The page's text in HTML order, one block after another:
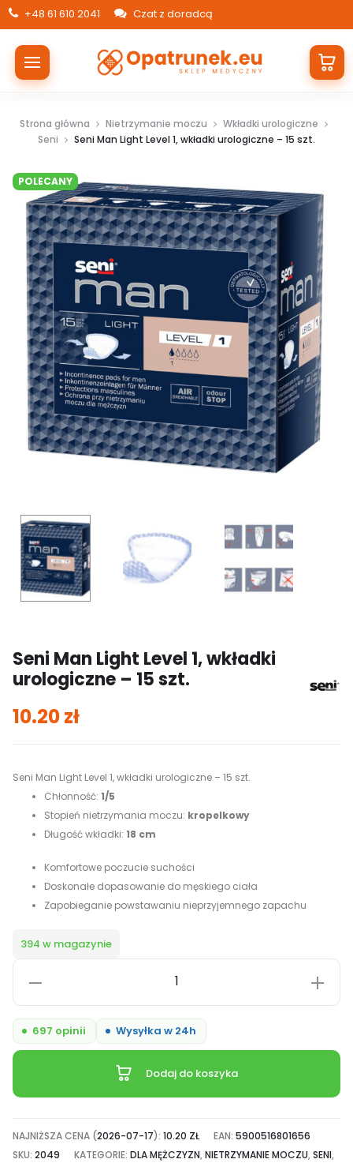
+48 61 610 2041 Czat z doradcą
Strona główna Nietrzymanie moczu
Wkładki urologiczne
Seni
Seni Man Light Level 1, wkładki urologiczne – 15 szt.
POLECANY
Seni Man Light Level 1, wkładki
urologiczne – 15 szt.
10.20zł
Seni Man Light Level 1, wkładki urologiczne – 15 szt.
Chłonność:1/5
Stopień nietrzymania moczu: kropelkowy
Długość wkładki:18 cm
Komfortowe poczucie suchości
Doskonałe dopasowanie do męskiego ciała
Zapobieganie powstawaniu nieprzyjemnego zapachu
394 w magazynie
697 opinii Wysyłka w 24h
Man
Light
urologiczne
-
Dodaj do koszyka
NAJNIŻSZA CENA (2026-07-17):10.20 ZŁ EAN:5900516801656
SKU:2049 KATEGORIE:DLA MĘŻCZYZN,NIETRZYMANIE MOCZU,SENI,